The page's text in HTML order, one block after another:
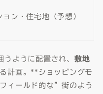
ョン・住宅地（予想）
うように配置され、 敷地
計画。**ショッピングモ
ィールド的な”街のよう